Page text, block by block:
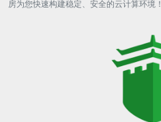
房为您快速构建稳定、安全的云计算环境！